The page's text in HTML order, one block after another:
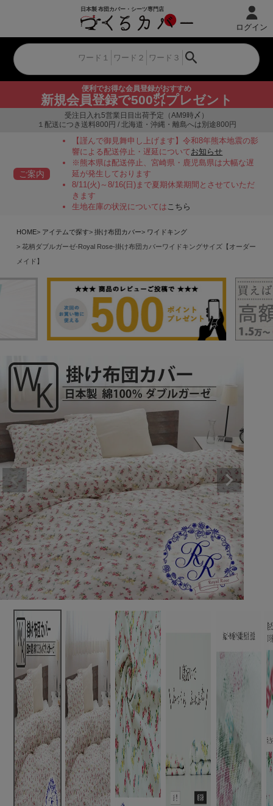
便利でお得な会員登録がおすすめ
新規会員登録で500㌽プレゼント
ログイン
受注日入れ5営業日目出荷予定（AM9時〆）
１配送につき送料800円 / 北海道・沖縄・離島へは別途800円
ご案内
【謹んで御見舞申し上げます】令和8年熊本地震の影
響による配送停止・遅延についてお知らせ
※熊本県は配送停止、宮崎県・鹿児島県は大幅な遅
延が発生しております
8/11(火)～8/16(日)まで夏期休業期間とさせていただ
きます
生地在庫の状況についてはこちら
HOME アイテムで探す 掛け布団カバー
ワイドキング
花柄ダブルガーゼ-Royal Rose-掛け布団カバーワイドキングサイズ【オーダー
メイド】